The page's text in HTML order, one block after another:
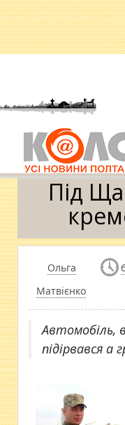
Головна » АТО »
кременчужанин
Під
Ольга
Матвієнко
Автомобіль,
підірвався а